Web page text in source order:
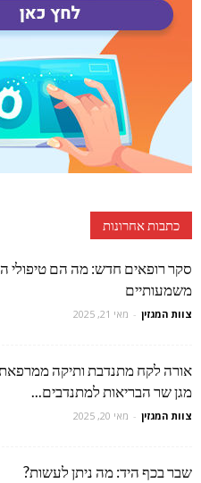
כתבות אחרונות
סקר רופאים חדש: מה הם טיפולי
משמעותיים
צוות המגזין - מאי 21, 2025
אורה לקח מתנדבת ותיקה
מגן שר הבריאות למתנדבים...
צוות המגזין - מאי 20, 2025
שבר בכף היד: מה ניתן לעשות?